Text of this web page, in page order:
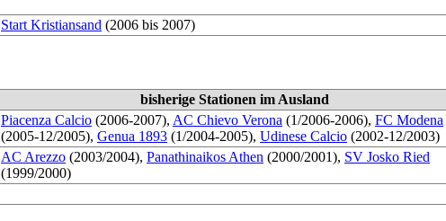
Start Kristiansand (2006 bis 2007)
bisherige Stationen im Ausland
Piacenza Calcio (2006-2007), AC Chievo Verona (1/2006-2006), FC Modena
(2005-12/2005), Genua 1893 (1/2004-2005), Udinese Calcio (2002-12/2003)
AC Arezzo (2003/2004), Panathinaikos Athen (2000/2001), SV Josko Ried
(1999/2000)